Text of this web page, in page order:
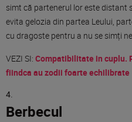
simt că partenerul lor este distant
evita gelozia din partea Leului,
cu dragoste pentru a nu se simți
VEZI SI: Compatibilitate in cuplu.
fiindca au zodii foarte echilibrate
Berbecul